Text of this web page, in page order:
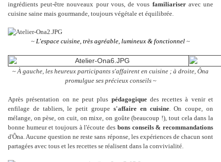
ingrédients peut-être nouveaux pour vous, de vous familiariseravec une
cuisine saine mais gourmande, toujours végétale et équilibrée.
~ L'espace cuisine, très agréable, lumineux & fonctionnel ~
~À gauche, les heureux participants s'affairent en cuisine ; à droite, Ôna
promulgue ses précieux conseils ~
Après présentation on ne peut plus pédagogiquedes recettes à venir et
enfilage de tabliers, le petit groupe s'affaire en cuisine. On coupe, on
mélange, on pèse, on cuit, on mixe, on goûte (beaucoup !), tout cela dans la
bonne humeur et toujours à l'écoute des bons conseils & recommandations
d'Ôna. Aucune question ne reste sans réponse, les expériences de chacun sont
partagées avec tous et les recettes se réalisent dans la convivialité.